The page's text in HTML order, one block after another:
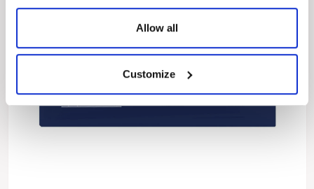
Allow all
Customize